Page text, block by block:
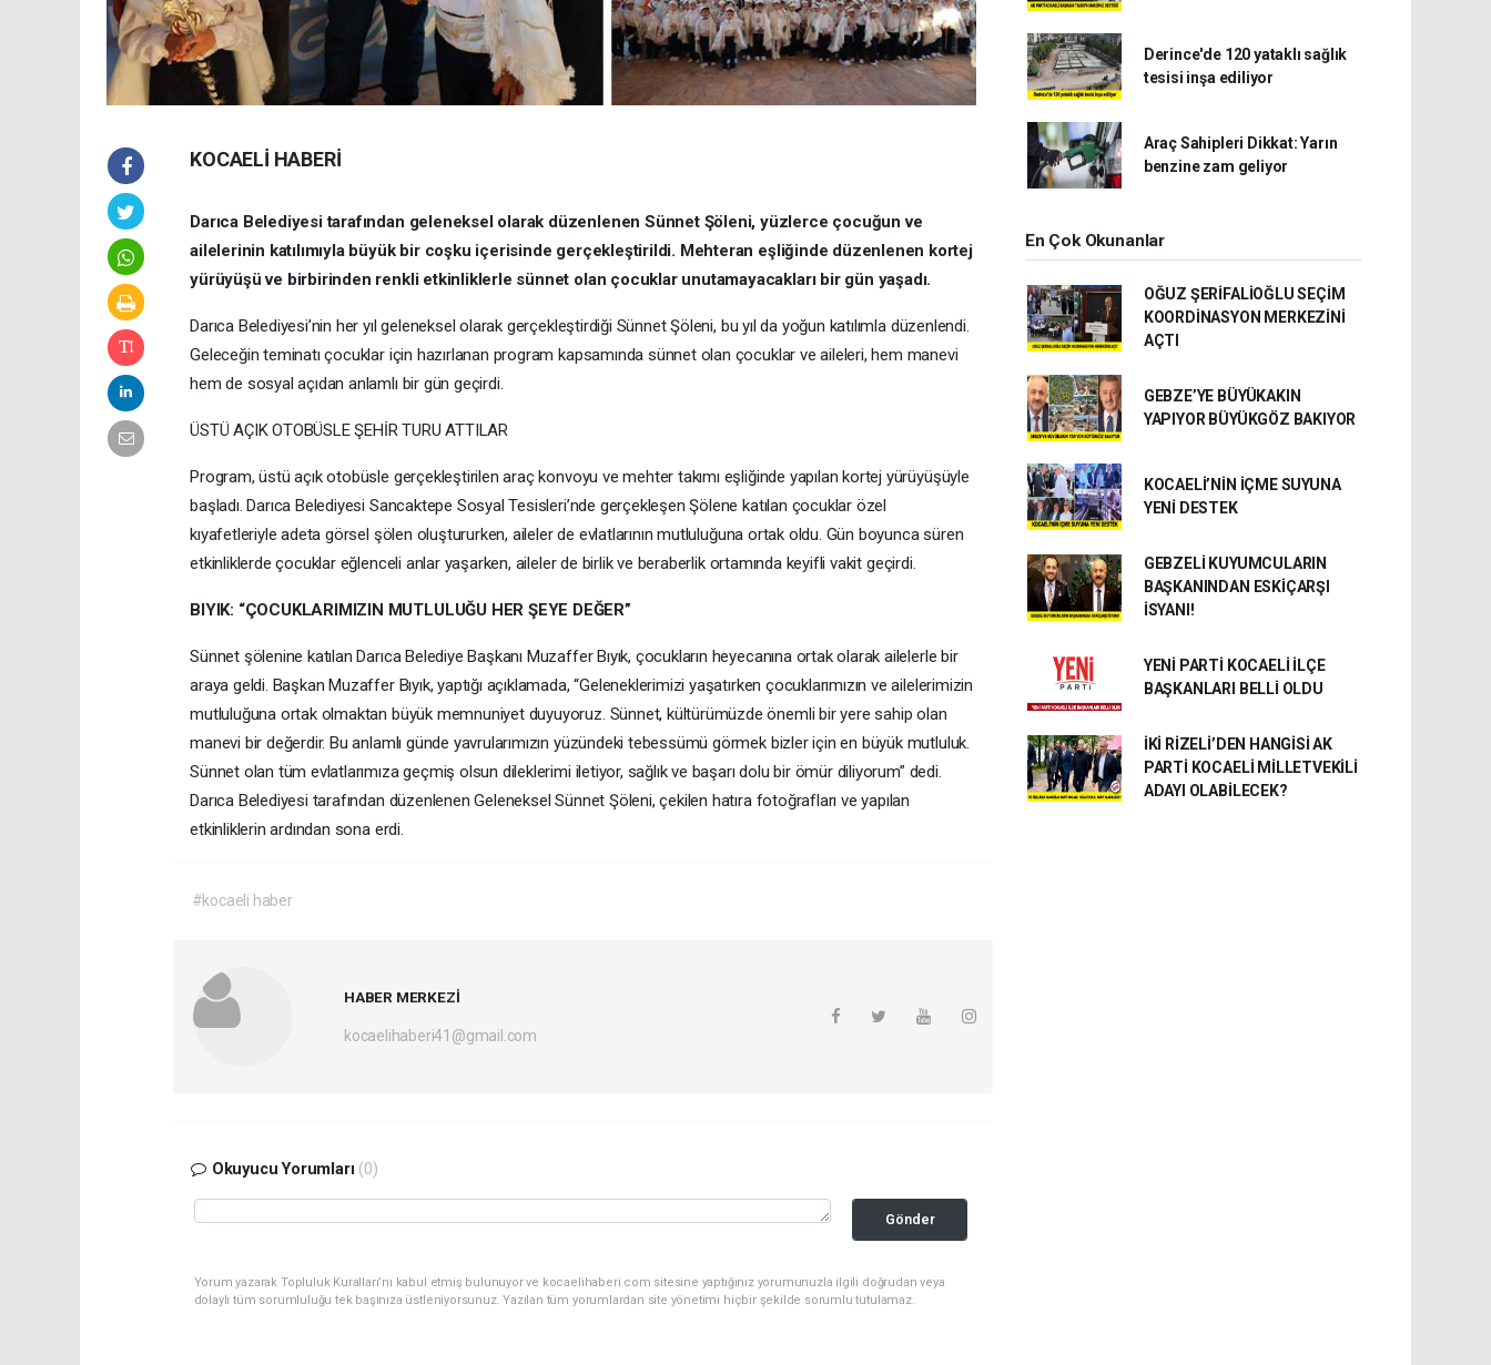
KOCAELİ HABERİ
Darıca Belediyesi tarafından geleneksel olarak düzenlenen Sünnet Şöleni, yüzlerce çocuğun ve
ailelerinin katılımıyla büyük bir coşku içerisinde gerçekleştirildi. Mehteran eşliğinde düzenlenen kortej
yürüyüşü ve birbirinden renkli etkinliklerle sünnet olan çocuklar unutamayacakları bir gün yaşadı.
Darıca Belediyesi’nin her yıl geleneksel olarak gerçekleştirdiği Sünnet Şöleni, bu yıl da yoğun katılımla düzenlendi.
Geleceğin teminatı çocuklar için hazırlanan program kapsamında sünnet olan çocuklar ve aileleri, hem manevi
hem de sosyal açıdan anlamlı bir gün geçirdi.
ÜSTÜ AÇIK OTOBÜSLE ŞEHİR TURU ATTILAR
Program, üstü açık otobüsle gerçekleştirilen araç konvoyu ve mehter takımı eşliğinde yapılan kortej yürüyüşüyle
başladı. Darıca Belediyesi Sancaktepe Sosyal Tesisleri’nde gerçekleşen Şölene katılan çocuklar özel
kıyafetleriyle adeta görsel şölen oluştururken, aileler de evlatlarının mutluluğuna ortak oldu. Gün boyunca süren
etkinliklerde çocuklar eğlenceli anlar yaşarken, aileler de birlik ve beraberlik ortamında keyifli vakit geçirdi.
BIYIK: “ÇOCUKLARIMIZIN MUTLULUĞU HER ŞEYE DEĞER”
Sünnet şölenine katılan Darıca Belediye Başkanı Muzaffer Bıyık, çocukların heyecanına ortak olarak ailelerle bir
araya geldi. Başkan Muzaffer Bıyık, yaptığı açıklamada, “Geleneklerimizi yaşatırken çocuklarımızın ve ailelerimizin
mutluluğuna ortak olmaktan büyük memnuniyet duyuyoruz. Sünnet, kültürümüzde önemli bir yere sahip olan
manevi bir değerdir. Bu anlamlı günde yavrularımızın yüzündeki tebessümü görmek bizler için en büyük mutluluk.
Sünnet olan tüm evlatlarımıza geçmiş olsun dileklerimi iletiyor, sağlık ve başarı dolu bir ömür diliyorum” dedi.
Darıca Belediyesi tarafından düzenlenen Geleneksel Sünnet Şöleni, çekilen hatıra fotoğrafları ve yapılan
etkinliklerin ardından sona erdi.
#kocaeli haber
HABER MERKEZİ
kocaelihaberi41@gmail.com
Okuyucu Yorumları (0)
Gönder
Yorum yazarak Topluluk Kuralları’nı kabul etmiş bulunuyor ve kocaelihaberi.com sitesine yaptığınız yorumunuzla ilgili doğrudan veya
dolaylı tüm sorumluluğu tek başınıza üstleniyorsunuz. Yazılan tüm yorumlardan site yönetimi hiçbir şekilde sorumlu tutulamaz.
Derince'de 120 yataklı sağlık
tesisi inşa ediliyor
Araç Sahipleri Dikkat: Yarın
benzine zam geliyor
En Çok Okunanlar
OĞUZ ŞERİFALİOĞLU SEÇİM
KOORDİNASYON MERKEZİNİ
AÇTI
GEBZE’YE BÜYÜKAKIN
YAPIYOR BÜYÜKGÖZ BAKIYOR
KOCAELİ’NİN İÇME SUYUNA
YENİ DESTEK
GEBZELİ KUYUMCULARIN
BAŞKANINDAN ESKİÇARŞI
İSYANI!
YENİ PARTİ KOCAELİ İLÇE
BAŞKANLARI BELLİ OLDU
İKİ RİZELİ’DEN HANGİSİ AK
PARTİ KOCAELİ MİLLETVEKİLİ
ADAYI OLABİLECEK?